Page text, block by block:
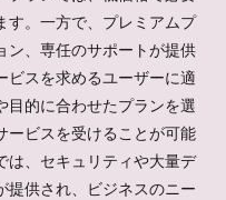
す。一方で、プレミアムプ
ン、専任のサポートが提供
ビスを求めるユーザーに適
目的に合わせたプランを選
ービスを受けることが可能
は、セキュリティや大量デ
提供され、ビジネスのニー